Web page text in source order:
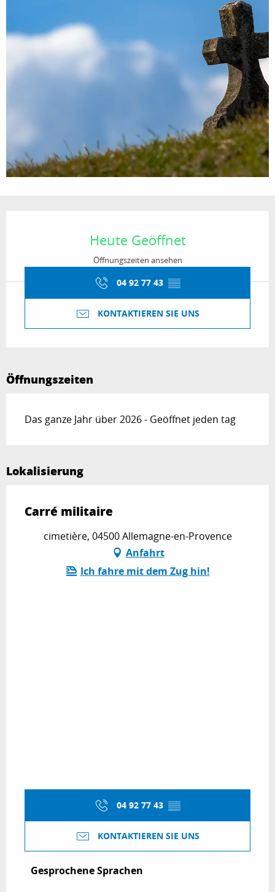
Heute Geöffnet
Öffnungszeiten ansehen
04 92 77 43 ▒▒
KONTAKTIEREN SIE UNS
Öffnungszeiten
Das ganze Jahr über 2026 - Geöffnet jeden tag
Lokalisierung
Carré militaire
cimetière, 04500 Allemagne-en-Provence
Anfahrt
Ich fahre mit dem Zug hin!
04 92 77 43 ▒▒
KONTAKTIEREN SIE UNS
Gesprochene Sprachen
Gesprochene Sprachen